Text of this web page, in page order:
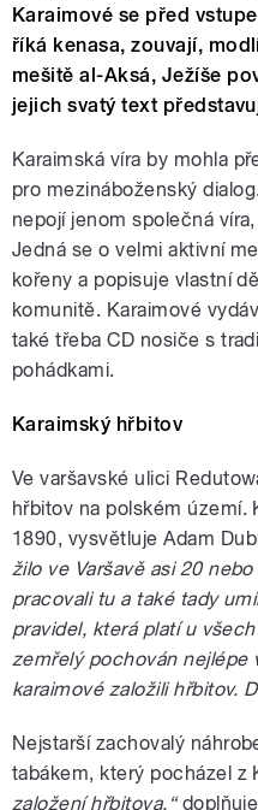
Karaimové se před
říká kenasa, zouvají,
mešitě al-Aksá, Ježíše
jejich svatý text
Karaimská víra by mohla
pro mezináboženský
nepojí jenom společná
Jedná se o velmi aktivní
kořeny a popisuje vlastní
komunitě. Karaimové
také třeba CD nosiče s
pohádkami.
Karaimský hřbitov
Ve varšavské ulici
hřbitov na polském území.
1890, vysvětluje Adam
žilo ve Varšavě asi 20
pracovali tu a také tady
pravidel, která platí u
zemřelý pochován nejlépe
karaimové založili hřbitov.
Nejstarší zachovalý
tabákem, který pocházel z
založení hřbitova,“